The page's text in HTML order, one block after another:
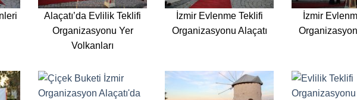
Alaçatı’da Evlilik Teklifi
Organizasyonu Yer
Volkanları
İzmir Evlenme Teklifi
Organizasyonu Alaçatı
İzmir